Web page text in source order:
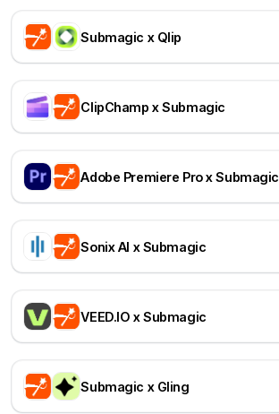
Submagic x Qlip
ClipChamp x Submagic
Adobe Premiere Pro x Submagic
Sonix AI x Submagic
VEED.IO x Submagic
Submagic x Gling